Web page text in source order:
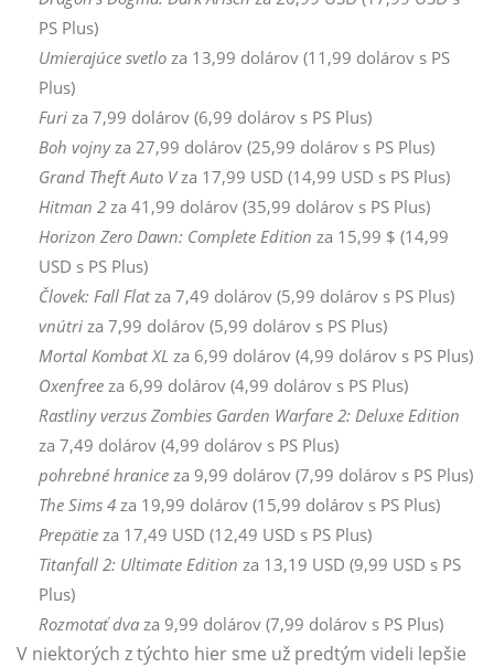
PS Plus)
Umierajúce svetlo za 13,99 dolárov (11,99 dolárov s PS
Plus)
Furi za 7,99 dolárov (6,99 dolárov s PS Plus)
Boh vojnyza 27,99 dolárov (25,99 dolárov s PS Plus)
Grand Theft Auto Vza 17,99 USD (14,99 USD s PS Plus)
Hitman 2 za 41,99 dolárov (35,99 dolárov s PS Plus)
Horizon Zero Dawn: Complete Edition za 15,99 $ (14,99
USD s PS Plus)
Človek: Fall Flatza 7,49 dolárov (5,99 dolárov s PS Plus)
vnútri za 7,99 dolárov (5,99 dolárov s PS Plus)
Mortal Kombat XL za 6,99 dolárov (4,99 dolárov s PS Plus)
Oxenfree za 6,99 dolárov (4,99 dolárov s PS Plus)
Rastliny verzus Zombies Garden Warfare 2: Deluxe Edition
za 7,49 dolárov (4,99 dolárov s PS Plus)
pohrebné hranice za 9,99 dolárov (7,99 dolárov s PS Plus)
The Sims 4 za 19,99 dolárov (15,99 dolárov s PS Plus)
Prepätie za 17,49 USD (12,49 USD s PS Plus)
Titanfall 2: Ultimate Edition za 13,19 USD (9,99 USD s PS
Plus)
Rozmotať dva za 9,99 dolárov (7,99 dolárov s PS Plus)
V niektorých z týchto hier sme už predtým videli lepšie